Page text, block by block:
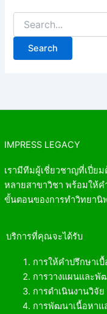
IMPRESS LEGACY
เรามีทีมผู้เชี่ยวชาญที่เปี่ย
หลายสาขาวิชา พร้อมให้
ขั้นตอนของการทำวิทยานิ
บริการที่คุณจะได้รับ
การให้คำปรึกษาเ
การวางแผนและพั
การดำเนินงานวิจัย
การพัฒนาเนื้อหาแ